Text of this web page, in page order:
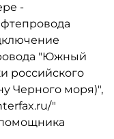
-
"Южный
российского
Черного моря)",
"